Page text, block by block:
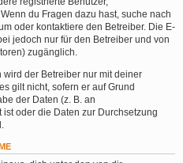
du Fragen dazu hast, suche nach
oder kontaktiere den Betreiber. Die E-
jedoch nur für den Betreiber und von
zugänglich.
der Betreiber nur mit deiner
gilt nicht, sofern er auf Grund
der Daten (z. B. an
oder die Daten zur Durchsetzung